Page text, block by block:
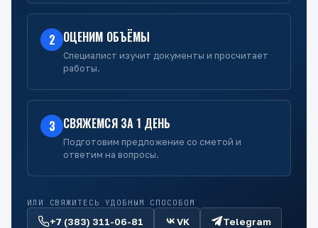
2 ОЦЕНИМ ОБЪЁМЫ
Специалист изучит документы и просчитает
работы.
3 СВЯЖЕМСЯ ЗА 1 ДЕНЬ
Подготовим предложение со сметой и
ответим на вопросы.
ИЛИ СВЯЖИТЕСЬ УДОБНЫМ СПОСОБОМ
+7 (383) 311-06-81 VK Telegram